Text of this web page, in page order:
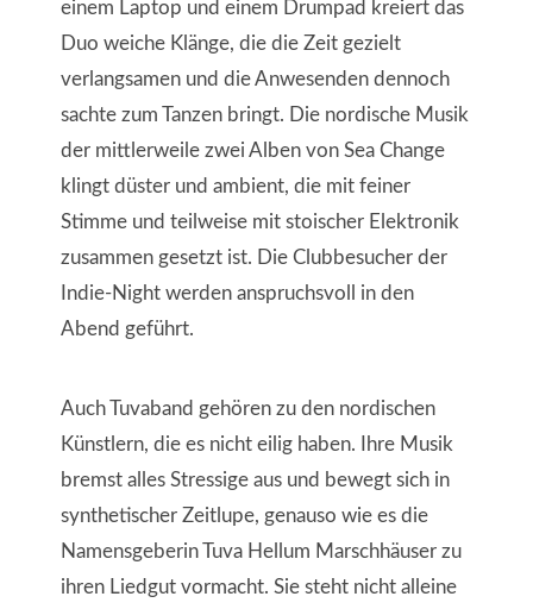
einem Laptop und einem Drumpad kreiert das
Duo weiche Klänge, die die Zeit gezielt
verlangsamen und die Anwesenden dennoch
sachte zum Tanzen bringt. Die nordische Musik
der mittlerweile zwei Alben von Sea Change
klingt düster und ambient, die mit feiner
Stimme und teilweise mit stoischer Elektronik
zusammen gesetzt ist. Die Clubbesucher der
Indie-Night werden anspruchsvoll in den
Abend geführt.
Auch Tuvaband gehören zu den nordischen
Künstlern, die es nicht eilig haben. Ihre Musik
bremst alles Stressige aus und bewegt sich in
synthetischer Zeitlupe, genauso wie es die
Namensgeberin Tuva Hellum Marschhäuser zu
ihren Liedgut vormacht. Sie steht nicht alleine